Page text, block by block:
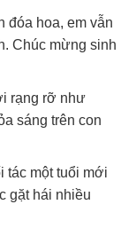
đóa hoa, em vẫn
Chúc mừng sinh
rạng rỡ như
sáng trên con
tác một tuổi mới
gặt hái nhiều